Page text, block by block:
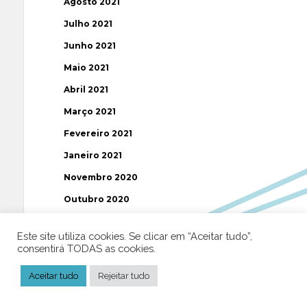
Julho 2021
Junho 2021
Maio 2021
Abril 2021
Março 2021
Fevereiro 2021
Janeiro 2021
Novembro 2020
Outubro 2020
Agosto 2020
Julho 2020
Junho 2020
Este site utiliza cookies. Se clicar em “Aceitar tudo”,
consentirá TODAS as cookies.
Aceitar tudo Rejeitar tudo